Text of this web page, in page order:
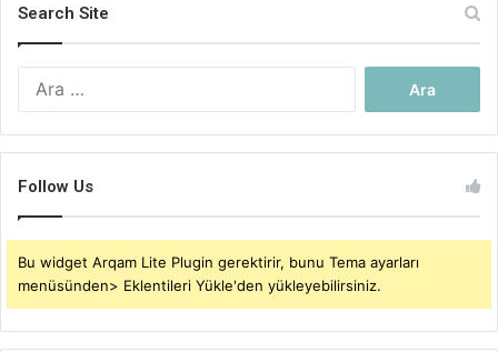
Search Site
Follow Us
Bu widget Arqam Lite Plugin gerektirir, bunu Tema ayarları
menüsünden> Eklentileri Yükle'den yükleyebilirsiniz.